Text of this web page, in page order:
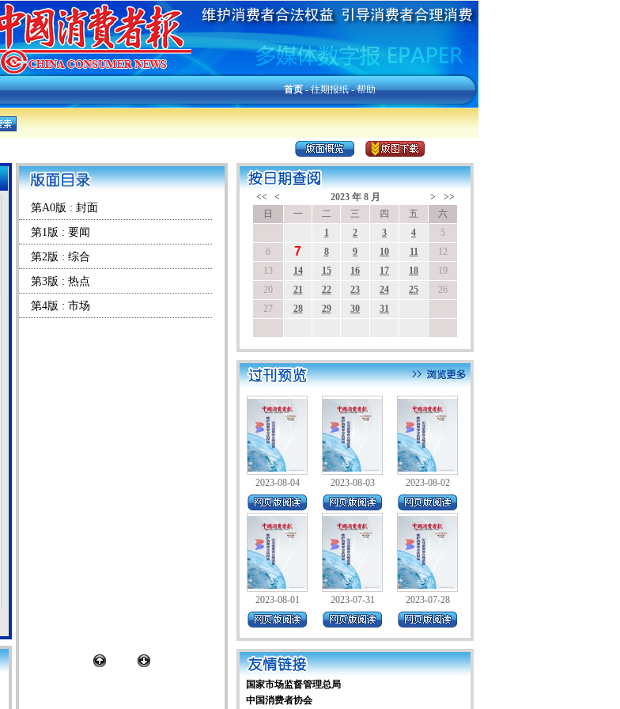
首页-往期报纸-帮助
第A0版 : 封面
第1版 : 要闻
第2版 : 综合
第3版 : 热点
第4版 : 市场
2023-08-04 2023-08-03 2023-08-02
2023-08-01 2023-07-31 2023-07-28
国家市场监督管理总局
中国消费者协会